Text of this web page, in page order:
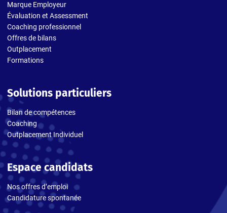
Marque Employeur
Évaluation et Assessment
Coaching professionnel
Offres de bilans
Outplacement
Formations
Solutions particuliers
Bilan de compétences
Coaching
Outplacement Individuel
Espace candidats
Nos offres d’emploi
Candidature spontanée